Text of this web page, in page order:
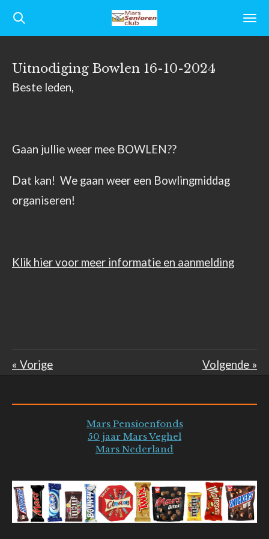
Ga
direct
de
hoofdinhoud
Uitnodiging Bowlen 16-10-2024
Beste leden,
Gaan jullie weer mee BOWLEN??
Dat kan! We gaan weer een Bowlingmiddag
organiseren!
Klik hier voor meer informatie en aanmelding
« Vorige Volgende »
Mars Pensioenfonds
50 jaar Mars Veghel
Mars Nederland